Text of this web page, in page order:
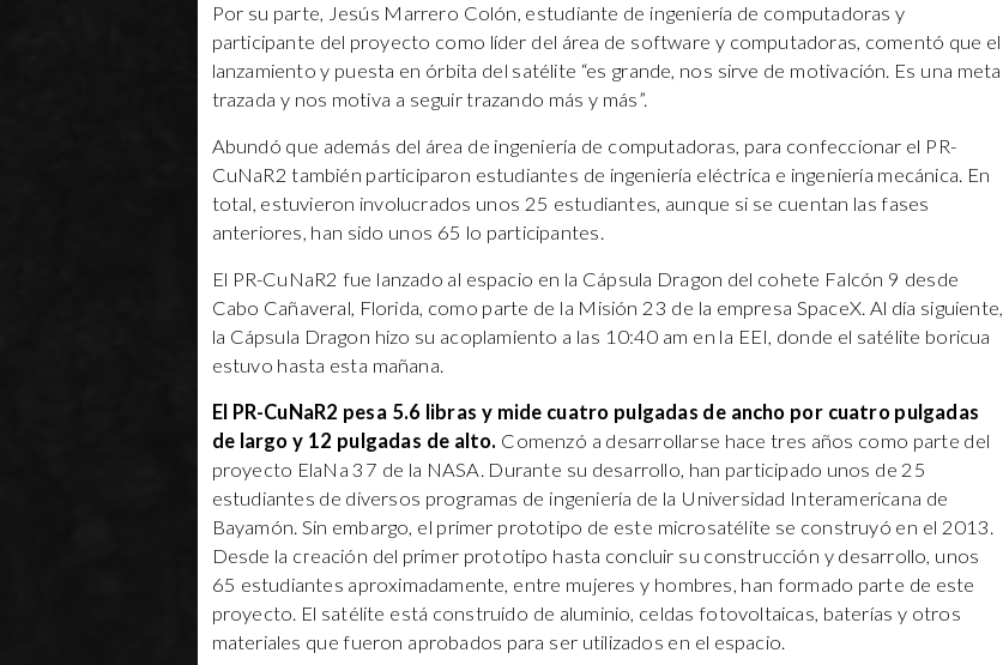
Por su parte, Jesús Marrero Colón, estudiante de ingeniería de computadoras y
participante del proyecto como líder del área de software y computadoras, comentó que el
lanzamiento y puesta en órbita del satélite “es grande, nos sirve de motivación. Es una meta
trazada y nos motiva a seguir trazando más y más”.
Abundó que además del área de ingeniería de computadoras, para confeccionar el PR-
CuNaR2 también participaron estudiantes de ingeniería eléctrica e ingeniería mecánica. En
total, estuvieron involucrados unos 25 estudiantes, aunque si se cuentan las fases
anteriores, han sido unos 65 lo participantes.
El PR-CuNaR2 fue lanzado al espacio en la Cápsula Dragon del cohete Falcón 9 desde
Cabo Cañaveral, Florida, como parte de la Misión 23 de la empresa SpaceX. Al día siguiente,
la Cápsula Dragon hizo su acoplamiento a las 10:40 am en la EEI, donde el satélite boricua
estuvo hasta esta mañana.
El PR-CuNaR2 pesa 5.6 libras y mide cuatro pulgadas de ancho por cuatro pulgadas
de largo y 12 pulgadas de alto. Comenzó a desarrollarse hace tres años como parte del
proyecto ElaNa 37 de la NASA. Durante su desarrollo, han participado unos de 25
estudiantes de diversos programas de ingeniería de la Universidad Interamericana de
Bayamón. Sin embargo, el primer prototipo de este microsatélite se construyó en el 2013.
Desde la creación del primer prototipo hasta concluir su construcción y desarrollo, unos
65 estudiantes aproximadamente, entre mujeres y hombres, han formado parte de este
proyecto. El satélite está construido de aluminio, celdas fotovoltaicas, baterías y otros
materiales que fueron aprobados para ser utilizados en el espacio.